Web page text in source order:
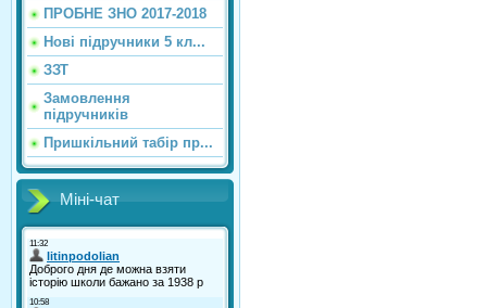
ПРОБНЕ ЗНО 2017-2018
Нові підручники 5 кл...
ЗЗТ
Замовлення
підручників
Пришкільний табір пр...
Міні-чат